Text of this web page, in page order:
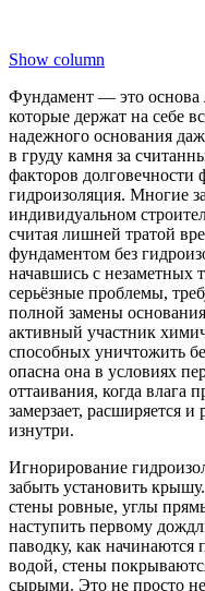
Show column
Фундамент — это основа
которые держат на себе
надежного основания
в груду камня за
факторов долговечности
гидроизоляция. Многие
индивидуальном
считая лишней тратой
фундаментом без
начавшись с незаметных
серьёзные проблемы,
полной замены
активный участник
способных уничтожить
опасна она в условиях
оттаивания, когда влага
замерзает, расширяется и
изнутри.
Игнорирование
забыть установить
стены ровные, углы
наступить первому
паводку, как
водой, стены
сырыми. Это не просто